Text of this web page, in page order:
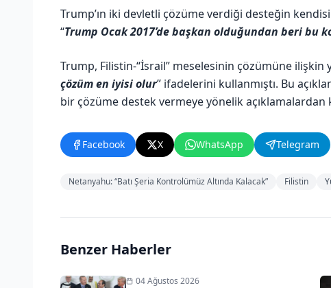
Trump’ın iki devletli çözüme verdiği desteğin
“Trump Ocak 2017’de başkan olduğundan beri bu
Trump, Filistin-“İsrail” meselesinin çözümüne ilişkin
çözüm en iyisi olur” ifadelerini kullanmıştı. Bu
bir çözüme destek vermeye yönelik açıklamalardan
Facebook X WhatsApp Telegram
Netanyahu: “Batı Şeria Kontrolümüz Altında Kalacak” Filistin
Benzer Haberler
04 Ağustos 2026